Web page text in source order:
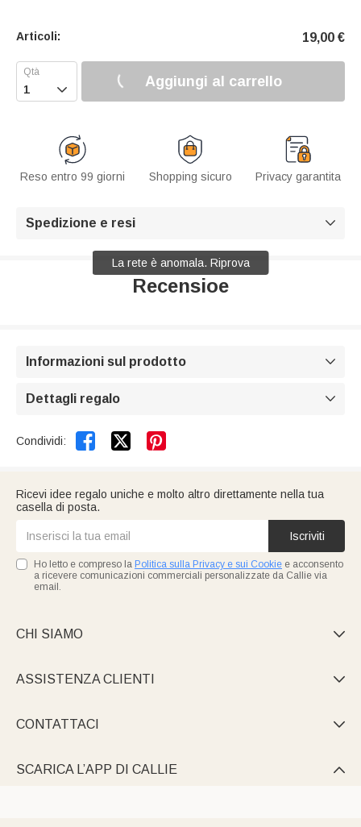
Articoli: 19,00 €
 Aggiungi al carrello
Reso entro 99 giorni Shopping sicuro Privacy garantita
Spedizione e resi 
Recensioe
Informazioni sul prodotto 
Dettagli regalo 
Condividi:  
Ricevi idee regalo uniche e molto altro direttamente nella tua
casella di posta.
Iscriviti
Ho letto e compreso la Politica sulla Privacy e sui Cookie e acconsento
a ricevere comunicazioni commerciali personalizzate da Callie via
email.
CHI SIAMO 
ASSISTENZA CLIENTI 
CONTATTACI 
SCARICA L’APP DI CALLIE 
La rete è anomala. Riprova